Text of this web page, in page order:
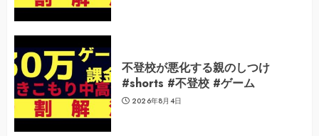
不登校が悪化する親のしつけ
#shorts #不登校 #ゲーム
2026年8月4日